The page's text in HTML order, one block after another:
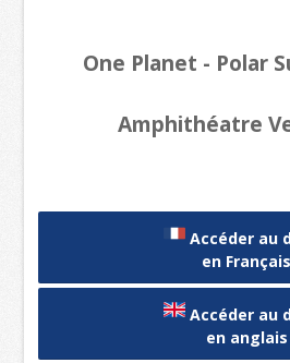
One Planet - Polar
Amphithéatre
Accéder au
en Français
Accéder au
en anglais